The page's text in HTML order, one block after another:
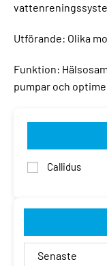
Utförande: Olika
Funktion:
pumpar och
Callidus